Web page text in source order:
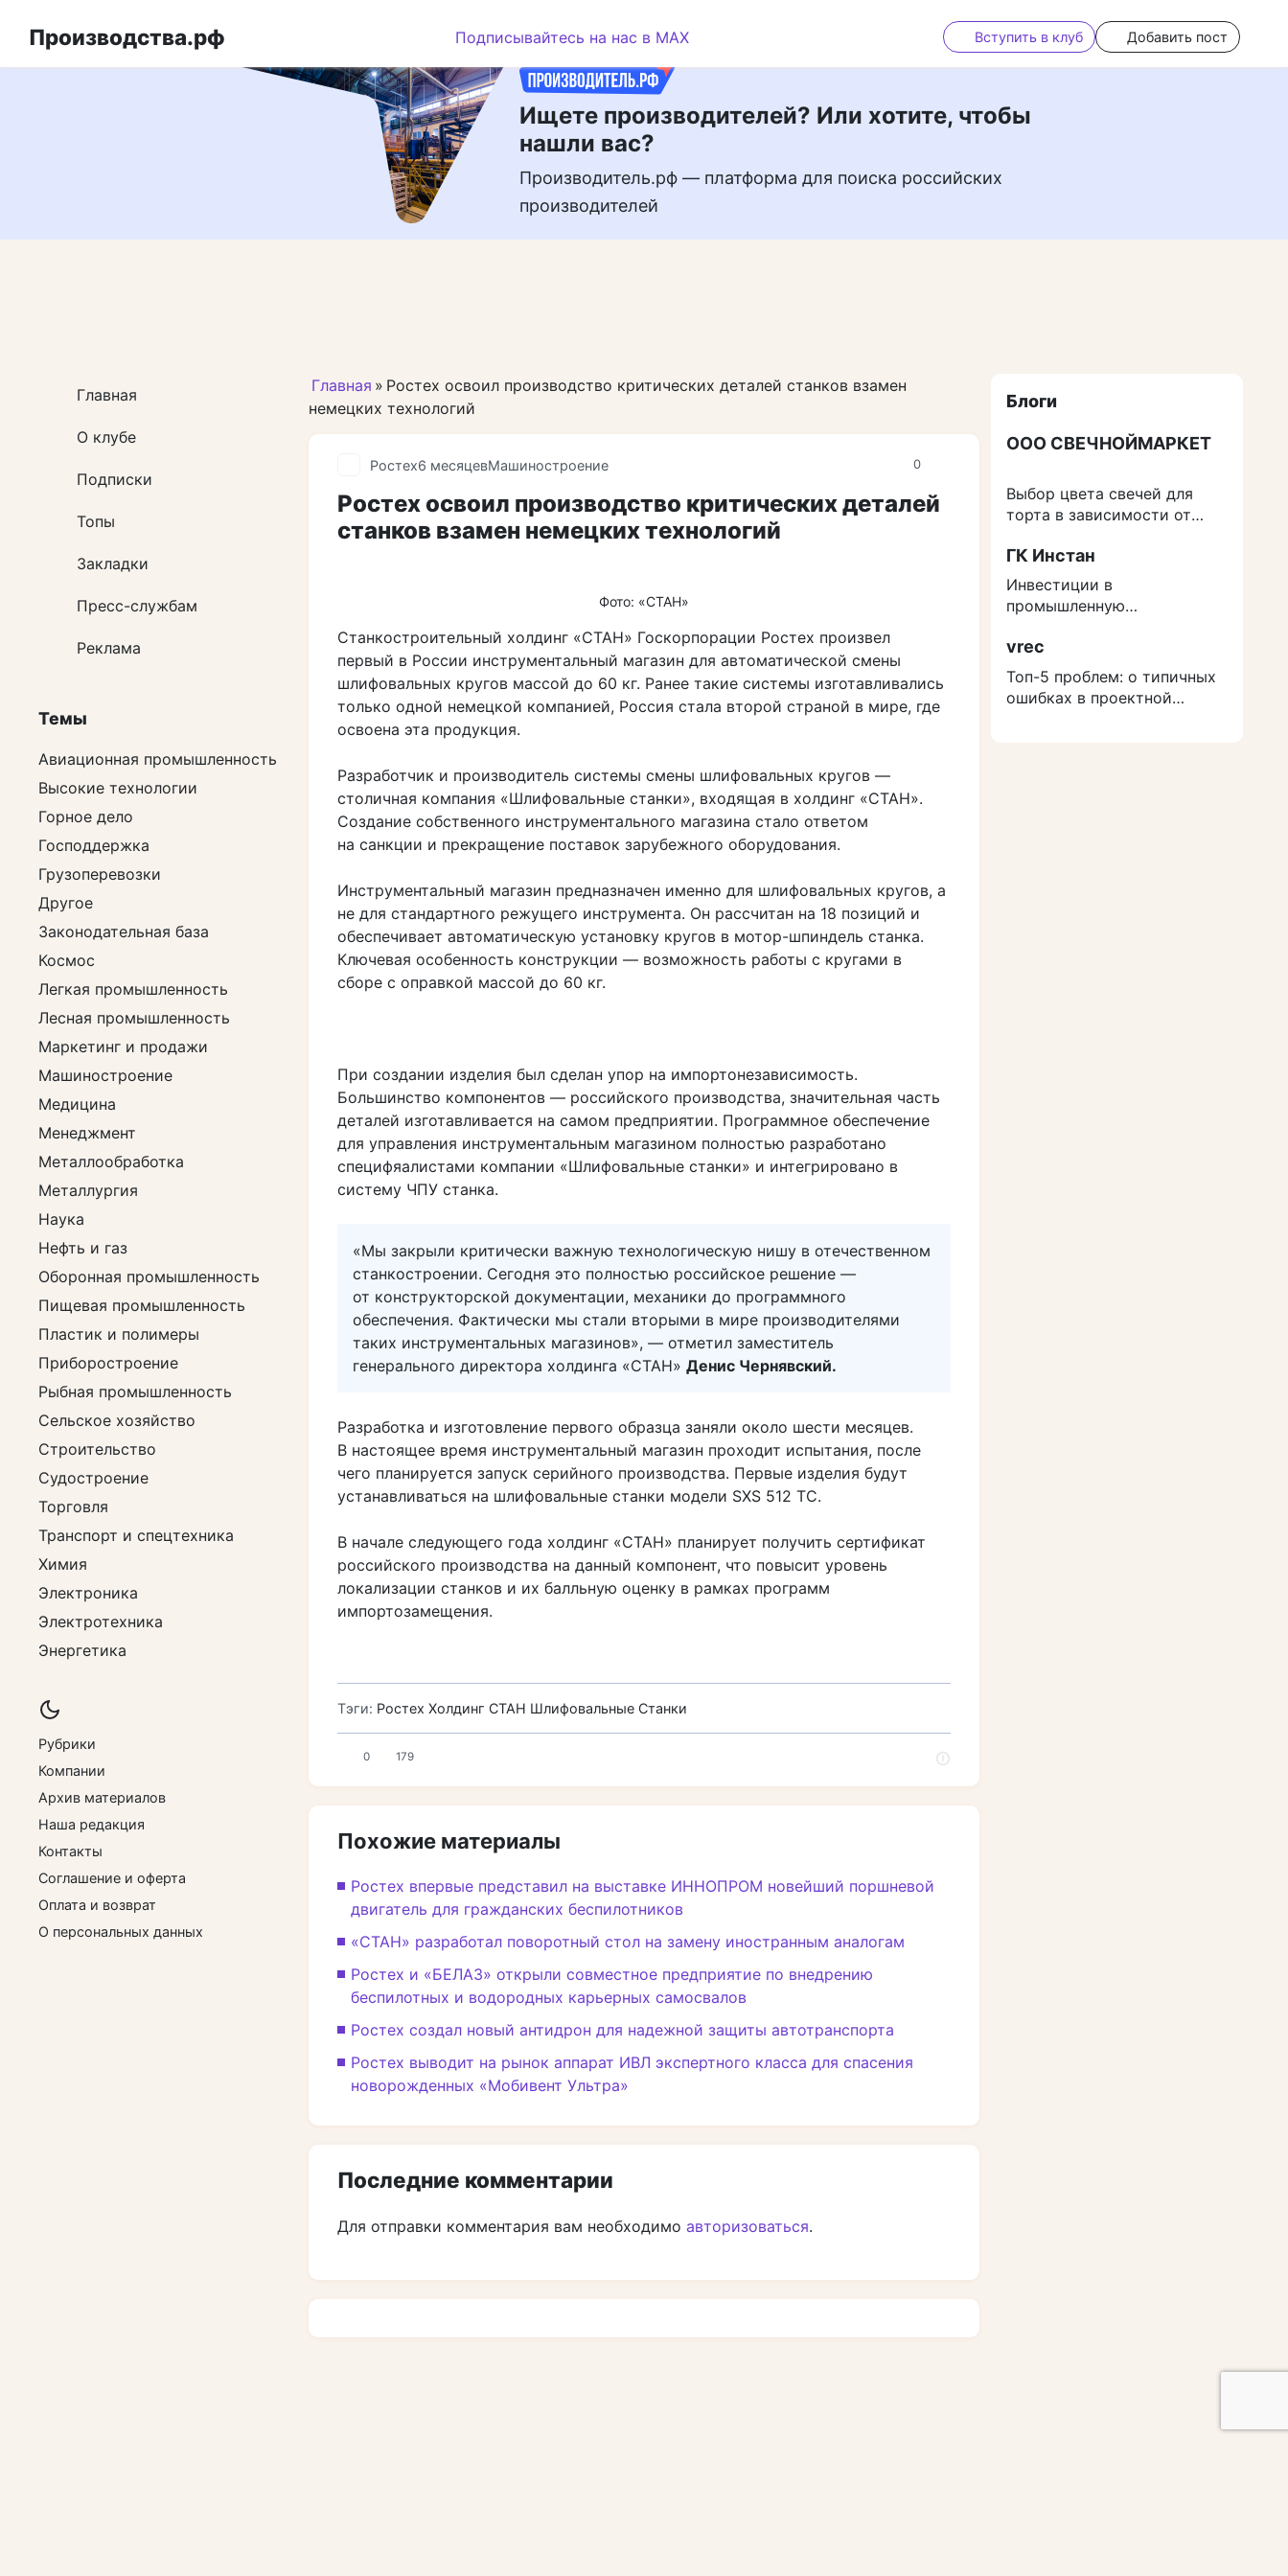
Ищете производителей? Или хотите, чтобы
нашли вас?
Производитель.рф — платформа для поиска российских
производителей
Производства.рф Подписывайтесь на нас в MAX Вступить в клуб Добавить пост
Главная » Ростех освоил производство критических деталей станков взамен
немецких технологий
0
Ростех6 месяцевМашиностроение
Ростех освоил производство критических деталей
станков взамен немецких технологий
Фото: «СТАН»
Станкостроительный холдинг «СТАН» Госкорпорации Ростех произвел
первый в России инструментальный магазин для автоматической смены
шлифовальных кругов массой до 60 кг. Ранее такие системы изготавливались
только одной немецкой компанией, Россия стала второй страной в мире, где
освоена эта продукция.
Разработчик и производитель системы смены шлифовальных кругов —
столичная компания «Шлифовальные станки», входящая в холдинг «СТАН».
Создание собственного инструментального магазина стало ответом
на санкции и прекращение поставок зарубежного оборудования.
Инструментальный магазин предназначен именно для шлифовальных кругов, а
не для стандартного режущего инструмента. Он рассчитан на 18 позиций и
обеспечивает автоматическую установку кругов в мотор-шпиндель станка.
Ключевая особенность конструкции — возможность работы с кругами в
сборе с оправкой массой до 60 кг.
При создании изделия был сделан упор на импортонезависимость.
Большинство компонентов — российского производства, значительная часть
деталей изготавливается на самом предприятии. Программное обеспечение
для управления инструментальным магазином полностью разработано
специфяалистами компании «Шлифовальные станки» и интегрировано в
систему ЧПУ станка.
«Мы закрыли критически важную технологическую нишу в отечественном
станкостроении. Сегодня это полностью российское решение —
от конструкторской документации, механики до программного
обеспечения. Фактически мы стали вторыми в мире производителями
таких инструментальных магазинов», — отметил заместитель
генерального директора холдинга «СТАН» Денис Чернявский.
Разработка и изготовление первого образца заняли около шести месяцев.
В настоящее время инструментальный магазин проходит испытания, после
чего планируется запуск серийного производства. Первые изделия будут
устанавливаться на шлифовальные станки модели SXS 512 ТС.
В начале следующего года холдинг «СТАН» планирует получить сертификат
российского производства на данный компонент, что повысит уровень
локализации станков и их балльную оценку в рамках программ
импортозамещения.
Тэги: Ростех Холдинг СТАН Шлифовальные Станки
0 179
Похожие материалы
Ростех впервые представил на выставке ИННОПРОМ новейший поршневой
двигатель для гражданских беспилотников
«СТАН» разработал поворотный стол на замену иностранным аналогам
Ростех и «БЕЛАЗ» открыли совместное предприятие по внедрению
беспилотных и водородных карьерных самосвалов
Ростех создал новый антидрон для надежной защиты автотранспорта
Ростех выводит на рынок аппарат ИВЛ экспертного класса для спасения
новорожденных «Мобивент Ультра»
Последние комментарии
Для отправки комментария вам необходимо авторизоваться.
Главная
О клубе
Подписки
Топы
Закладки
Пресс-службам
Реклама
Темы
Авиационная промышленность
Высокие технологии
Горное дело
Господдержка
Грузоперевозки
Другое
Законодательная база
Космос
Легкая промышленность
Лесная промышленность
Маркетинг и продажи
Машиностроение
Медицина
Менеджмент
Металлообработка
Металлургия
Наука
Нефть и газ
Оборонная промышленность
Пищевая промышленность
Пластик и полимеры
Приборостроение
Рыбная промышленность
Сельское хозяйство
Строительство
Судостроение
Торговля
Транспорт и спецтехника
Химия
Электроника
Электротехника
Энергетика
Рубрики
Компании
Архив материалов
Наша редакция
Контакты
Соглашение и оферта
Оплата и возврат
О персональных данных
Блоги
ООО СВЕЧНОЙМАРКЕТ
Выбор цвета свечей для
торта в зависимости от
ГК Инстан
Инвестиции в
промышленную
защититься от роста
расходов на строительство
vrec
Топ-5 проблем: о типичных
ошибках в проектной